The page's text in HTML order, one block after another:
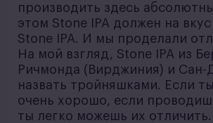
производить здесь
этом Stone IPA должен на вкус
Stone IPA. И мы проделали
На мой взгляд, Stone IPA из
Ричмонда (Вирджиния) и Сан-
назвать тройняшками. Если
очень хорошо, если
ты легко можешь их отличить.